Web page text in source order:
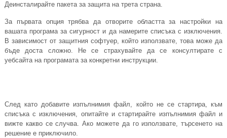
Деинсталирайте пакета за защита на трета страна.
За първата опция трябва да отворите областта за настройки на
вашата програма за сигурност и да намерите списъка с изключения.
В зависимост от защитния софтуер, който използвате, това може да
бъде доста сложно. Не се страхувайте да се консултирате с
уебсайта на програмата за конкретни инструкции.
След като добавите изпълнимия файл, който не се стартира, към
списъка с изключения, опитайте и стартирайте изпълнимия файл и
вижте какво се случва. Ако можете да го използвате, търсенето на
решение е приключило.